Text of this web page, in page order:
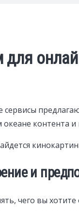
сервисы
контента
и
чего вы